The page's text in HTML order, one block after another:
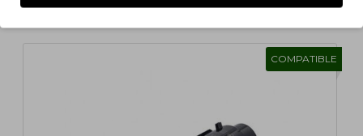
También para tu impresora
COMPATIBLE